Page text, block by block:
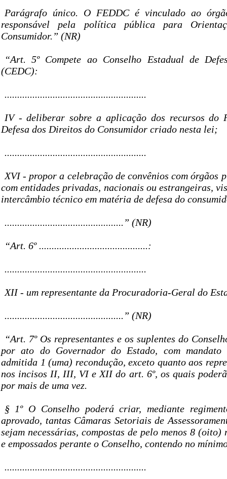
Parágrafo único. O FEDDC é vinculado ao
responsável pela política pública para
Consumidor.” (NR)
“Art. 5º Compete ao Conselho Estadual de
(CEDC):
........................................................
IV - deliberar sobre a aplicação dos recursos do
Defesa dos Direitos do Consumidor criado nesta lei;
........................................................
XVI - propor a celebração de convênios com órgãos
com entidades privadas, nacionais ou estrangeiras,
intercâmbio técnico em matéria de defesa do
...............................................” (NR)
“Art. 6º ...........................................:
........................................................
XII - um representante da Procuradoria-Geral do
...............................................” (NR)
“Art. 7º Os representantes e os suplentes do
por ato do Governador do Estado, com
admitida 1 (uma) recondução, exceto quanto aos
nos incisos II, III, VI e XII do art. 6º, os quais
por mais de uma vez.
§ 1º O Conselho poderá criar, mediante
aprovado, tantas Câmaras Setoriais de
sejam necessárias, compostas de pelo menos 8 (oito)
e empossados perante o Conselho, contendo no
........................................................